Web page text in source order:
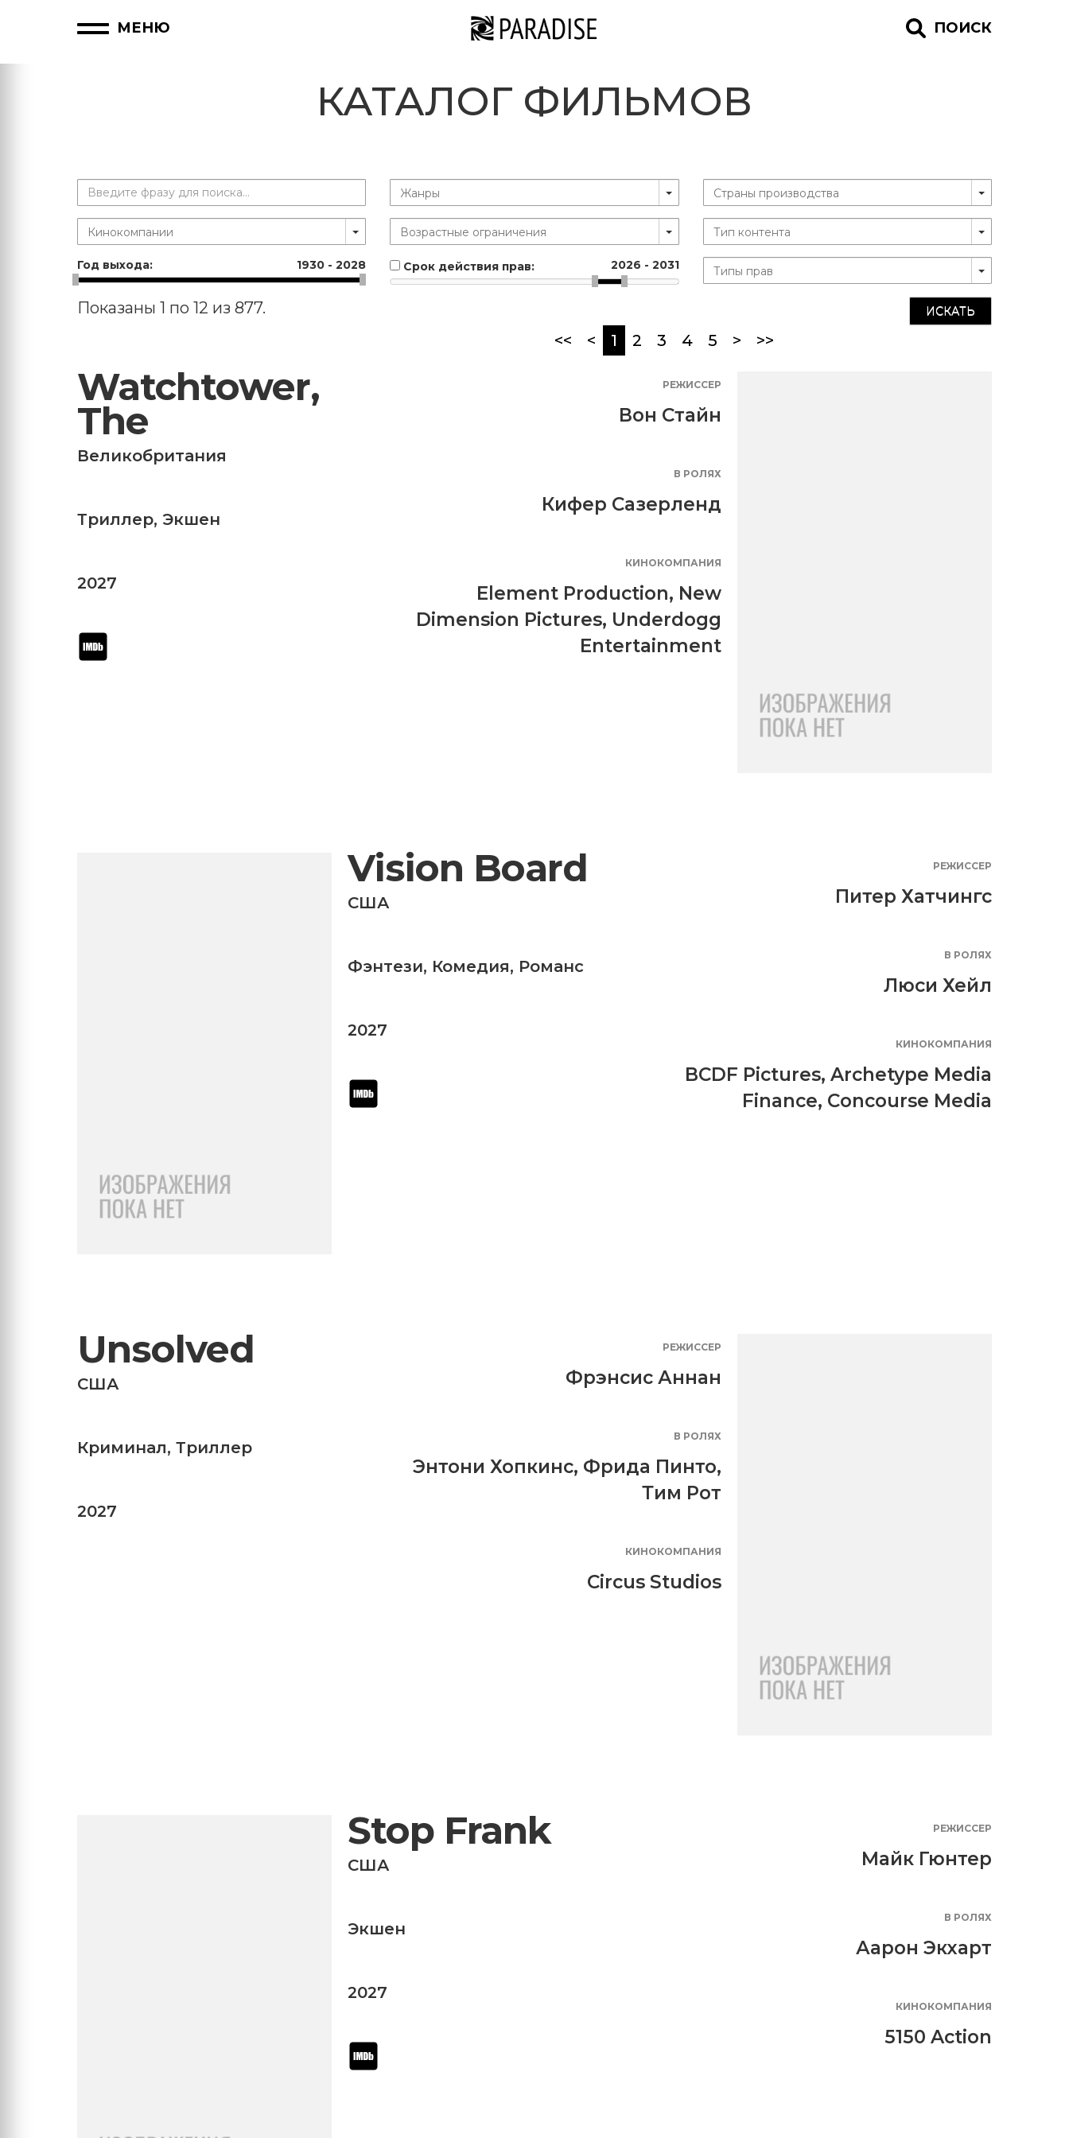
МЕНЮ ПОИСК
КАТАЛОГ ФИЛЬМОВ
Год выхода: 1930 -2028 Срок действия прав: 2026 - 2031
ИСКАТЬ
Показаны 1 по 12 из 877.
<<
< 1 (current)
2 3 4 5 > >>
Watchtower,
The
Великобритания
Триллер, Экшен
2027
РЕЖИССЕР
Вон Стайн
В РОЛЯХ
Кифер Сазерленд
КИНОКОМПАНИЯ
Element Production, New
Dimension Pictures, Underdogg
Entertainment
Vision Board
США
Фэнтези, Комедия, Романс
2027
РЕЖИССЕР
Питер Хатчингс
В РОЛЯХ
Люси Хейл
КИНОКОМПАНИЯ
BCDF Pictures, Archetype Media
Finance, Concourse Media
Unsolved
США
Криминал, Триллер
2027
РЕЖИССЕР
Фрэнсис Аннан
В РОЛЯХ
Энтони Хопкинс, Фрида Пинто,
Тим Рот
КИНОКОМПАНИЯ
Circus Studios
Stop Frank
США
Экшен
2027
РЕЖИССЕР
Майк Гюнтер
В РОЛЯХ
Аарон Экхарт
КИНОКОМПАНИЯ
5150 Action